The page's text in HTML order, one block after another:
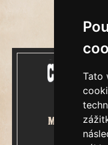
Tato
Mecenášem